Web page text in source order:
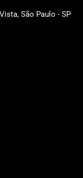
São Paulo - SP